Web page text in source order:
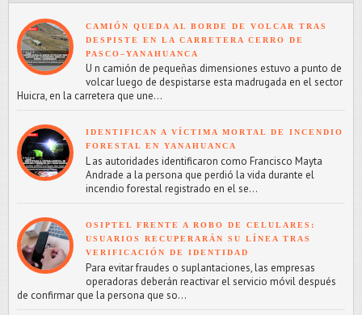
CAMIÓN QUEDA AL BORDE DE VOLCAR TRAS
DESPISTE EN LA CARRETERA CERRO DE
PASCO–YANAHUANCA
U n camión de pequeñas dimensiones estuvo a punto de
volcar luego de despistarse esta madrugada en el sector
Huicra, en la carretera que une...
IDENTIFICAN A VÍCTIMA MORTAL DE INCENDIO
FORESTAL EN YANAHUANCA
L as autoridades identificaron como Francisco Mayta
Andrade a la persona que perdió la vida durante el
incendio forestal registrado en el se...
OSIPTEL FRENTE A ROBO DE CELULARES:
USUARIOS RECUPERARÁN SU LÍNEA TRAS
VERIFICACIÓN DE IDENTIDAD
Para evitar fraudes o suplantaciones, las empresas
operadoras deberán reactivar el servicio móvil después
de confirmar que la persona que so...